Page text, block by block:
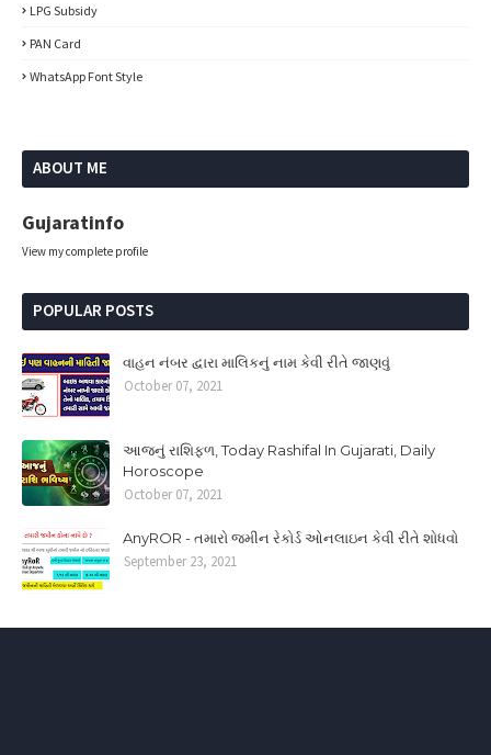
LPG Subsidy
PAN Card
WhatsApp Font Style
ABOUT ME
Gujaratinfo
View my complete profile
POPULAR POSTS
વાહન નંબર દ્વારા માલિકનું નામ કેવી રીતે જાણવું
October 07, 2021
આજનું રાશિફળ, Today Rashifal In Gujarati, Daily
Horoscope
October 07, 2021
AnyROR - તમારો જમીન રેકોર્ડ ઓનલાઇન કેવી રીતે શોધવો
September 23, 2021